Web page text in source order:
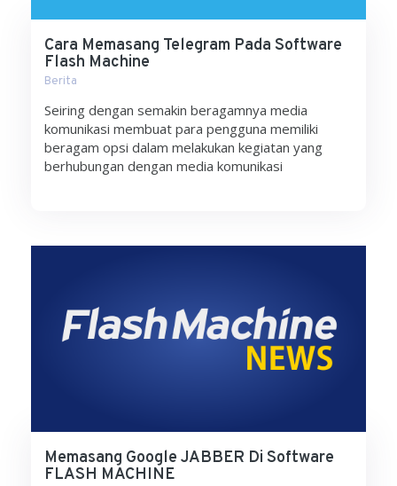
Cara Memasang Telegram Pada Software
Flash Machine
Berita
Seiring dengan semakin beragamnya media
komunikasi membuat para pengguna memiliki
beragam opsi dalam melakukan kegiatan yang
berhubungan dengan media komunikasi
Memasang Google JABBER Di Software
FLASH MACHINE